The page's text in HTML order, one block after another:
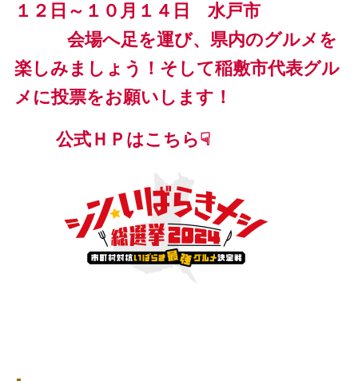
１２日～１０月１４日 水戸市
会場へ足を運び、県内のグルメを
楽しみましょう！そして稲敷市代表グル
メに投票をお願いします！
公式ＨＰはこちら☟